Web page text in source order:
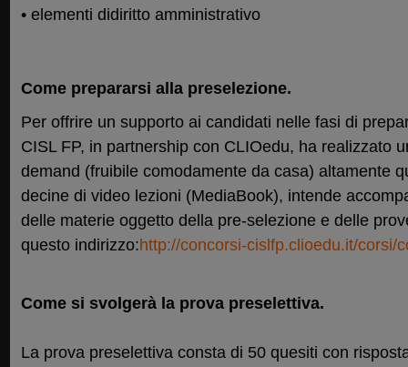
• elementi didiritto amministrativo
Come prepararsi alla preselezione.
Per offrire un supporto ai candidati nelle fasi di
CISL FP, in partnership con CLIOedu, ha realizzato
demand (fruibile comodamente da casa) altamente
decine di video lezioni (MediaBook), intende
delle materie oggetto della pre-selezione e delle
questo indirizzo: http://concorsi-cislfp.clioedu.it/corsi/
Come si svolgerà la prova preselettiva.
La prova preselettiva consta di 50 quesiti con